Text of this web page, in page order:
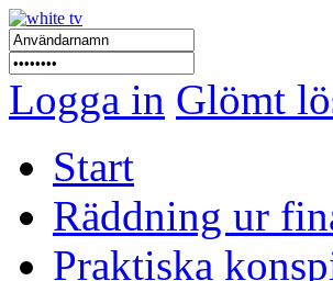
Logga in Glömt
Start
Räddning ur
Praktiska